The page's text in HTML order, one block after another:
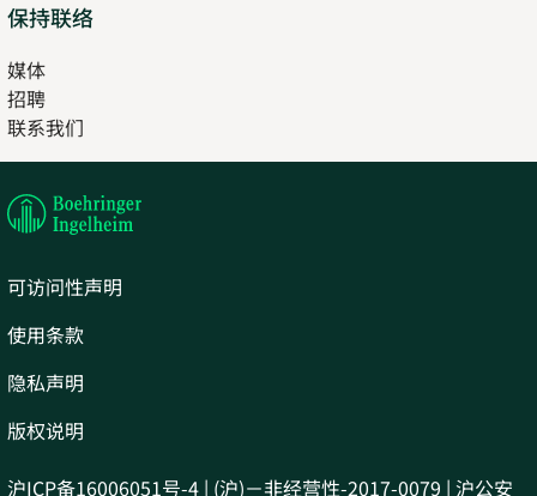
保持联络
媒体
招聘
in
new
联系我们
in
tab
可访问性声明
使用条款
隐私声明
版权说明
沪ICP备16006051号-4 | (沪)－非经营性-2017-0079 | 沪公安